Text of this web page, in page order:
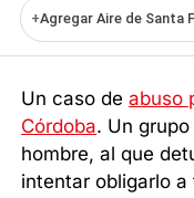
+Agregar Aire de Santa
Un caso deabuso
Córdoba. Un
hombre, al que
intentar obligarlo